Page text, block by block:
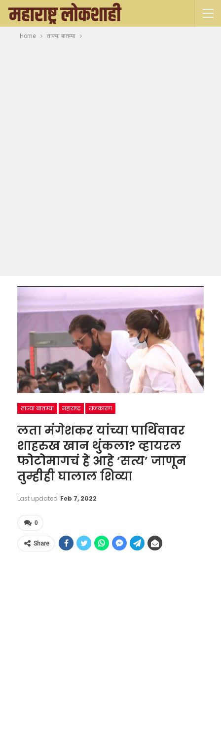
Home ताज्या बातम्या
ताज्या बातम्या महाराष्ट्र राजकारण
लता मंगेशकर यांच्या पार्थिवावर
शाहरुख खान थुंकला? व्हायरल
फोटोमागचं हे आहे ‘सत्य’ जाणून
तुम्हीही घालाल शिव्या
Last updated Feb 7, 2022
0
Share